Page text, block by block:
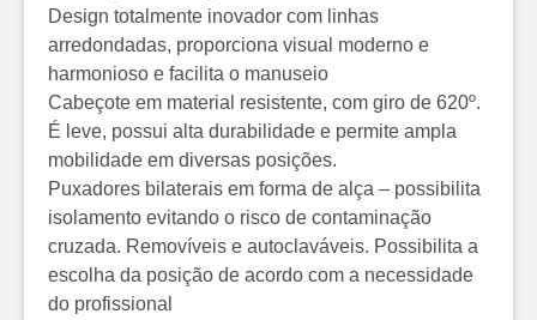
Design totalmente inovador com linhas
arredondadas, proporciona visual moderno e
harmonioso e facilita o manuseio
Cabeçote em material resistente, com giro de 620º.
É leve, possui alta durabilidade e permite ampla
mobilidade em diversas posições.
Puxadores bilaterais em forma de alça – possibilita
isolamento evitando o risco de contaminação
cruzada. Removíveis e autoclaváveis. Possibilita a
escolha da posição de acordo com a necessidade
do profissional